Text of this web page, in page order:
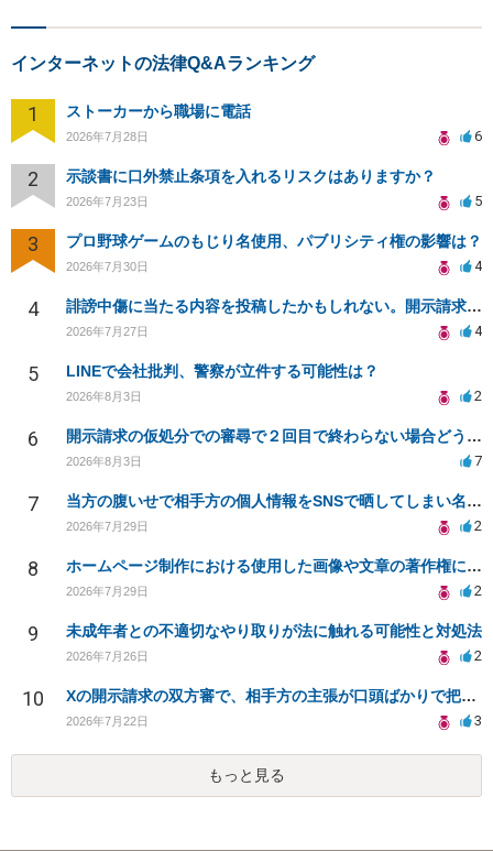
インターネットの法律Q&Aランキング
1 ストーカーから職場に電話
2026年7月28日 6
2 示談書に口外禁止条項を入れるリスクはありますか？
2026年7月23日 5
3 プロ野球ゲームのもじり名使用、パブリシティ権の影響は？
2026年7月30日 4
4 誹謗中傷に当たる内容を投稿したかもしれない。開示請求や民事刑事裁判に発展しうるのか教えて欲しい。
2026年7月27日 4
5 LINEで会社批判、警察が立件する可能性は？
2026年8月3日 2
6 開示請求の仮処分での審尋で２回目で終わらない場合どうしたらいいですか
2026年8月3日 7
7 当方の腹いせで相手方の個人情報をSNSで晒してしまい名誉毀損させてしまったかもしれない
2026年7月29日 2
8 ホームページ制作における使用した画像や文章の著作権について
2026年7月29日 2
9 未成年者との不適切なやり取りが法に触れる可能性と対処法
2026年7月26日 2
10 Xの開示請求の双方審で、相手方の主張が口頭ばかりで把握しきれません
2026年7月22日 3
もっと見る